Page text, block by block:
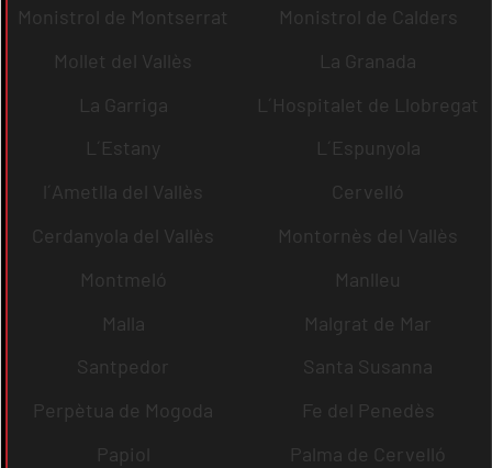
Monistrol de Montserrat
Monistrol de Calders
Mollet del Vallès
La Granada
La Garriga
L´Hospitalet de Llobregat
L´Estany
L´Espunyola
l´Ametlla del Vallès
Cervelló
Cerdanyola del Vallès
Montornès del Vallès
Montmeló
Manlleu
Malla
Malgrat de Mar
Santpedor
Santa Susanna
Perpètua de Mogoda
Fe del Penedès
Papiol
Palma de Cervelló